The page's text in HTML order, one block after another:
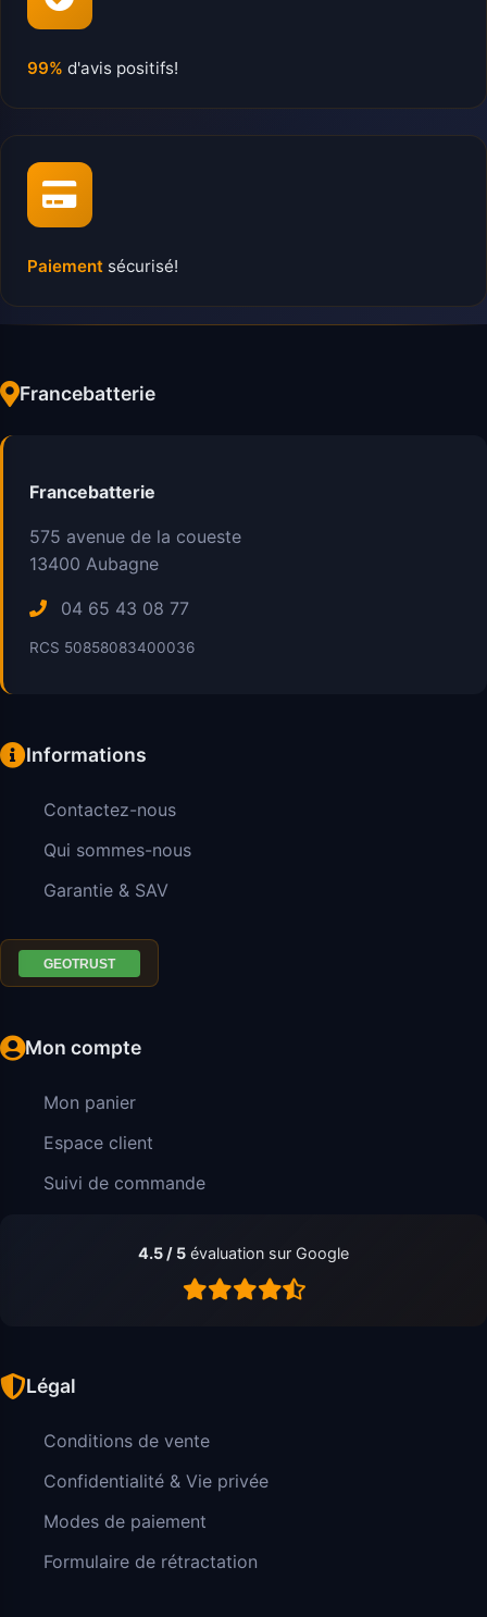
99% d'avis positifs!
Paiement sécurisé!
Francebatterie
Francebatterie
575 avenue de la coueste
13400 Aubagne
04 65 43 08 77
RCS 50858083400036
Informations
Contactez-nous
Qui sommes-nous
Garantie & SAV
Mon compte
Mon panier
Espace client
Suivi de commande
4.5 / 5 évaluation sur Google
Légal
Conditions de vente
Confidentialité & Vie privée
Modes de paiement
Formulaire de rétractation